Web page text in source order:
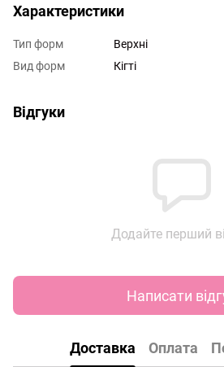
Характеристики
Тип форм
Верхні
Вид форм
Кігті
Відгуки
Додайте перший
Написати
Доставка Оплата